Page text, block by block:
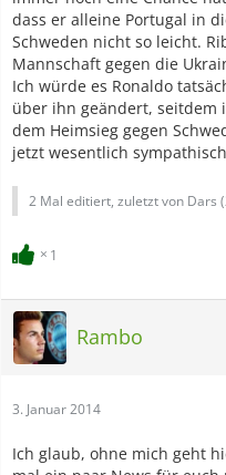
dass er alleine Portugal in
Schweden nicht so leicht.
Mannschaft gegen die
Ich würde es Ronaldo
über ihn geändert, seitdem
dem Heimsieg gegen
jetzt wesentlich
2 Mal editiert, zuletzt von Dars (
1
Rambo
3. Januar 2014
Ich glaub, ohne mich geht